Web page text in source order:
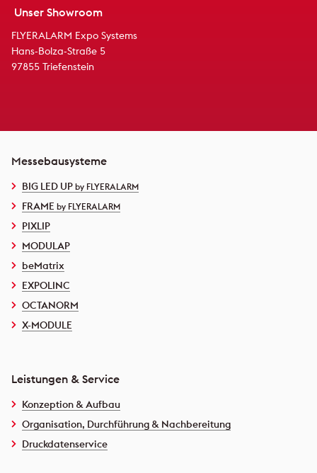
Unser Showroom
FLYERALARM Expo Systems
Hans-Bolza-Straße 5
97855 Triefenstein
Messebausysteme
BIG LED UP by FLYERALARM
FRAME by FLYERALARM
PIXLIP
MODULAP
beMatrix
EXPOLINC
OCTANORM
X-MODULE
Leistungen & Service
Konzeption & Aufbau
Organisation, Durchführung & Nachbereitung
Druckdatenservice